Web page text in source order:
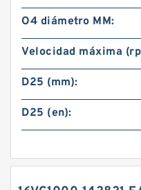
O4 diámetro MM:
Velocidad máxima
D25 (mm):
D25 (en):